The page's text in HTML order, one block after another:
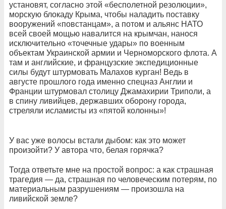
установят, согласно этой «бесполетной резолюции»,
морскую блокаду Крыма, чтобы наладить поставку
вооружений «повстанцам», а потом и альянс НАТО
всей своей мощью навалится на крымчан, нанося
исключительно «точечные удары» по военным
объектам Украинской армии и Черноморского флота. А
там и английские, и французские экспедиционные
силы будут штурмовать Малахов курган! Ведь в
августе прошлого года именно спецназ Англии и
Франции штурмовал столицу Джамахирии Триполи, а
в спину ливийцев, державших оборону города,
стреляли исламисты из «пятой колонны»!
У вас уже волосы встали дыбом: как это может
произойти? У автора что, белая горячка?
Тогда ответьте мне на простой вопрос: а как страшная
трагедия — да, страшная по человеческим потерям, по
материальным разрушениям — произошла на
ливийской земле?